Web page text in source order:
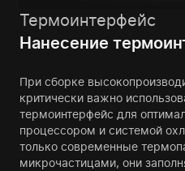
Термоинтерфейс
Нанесение
При сборке
критически важно
термоинтерфейс для
процессором и системой
только современные
микрочастицами, они